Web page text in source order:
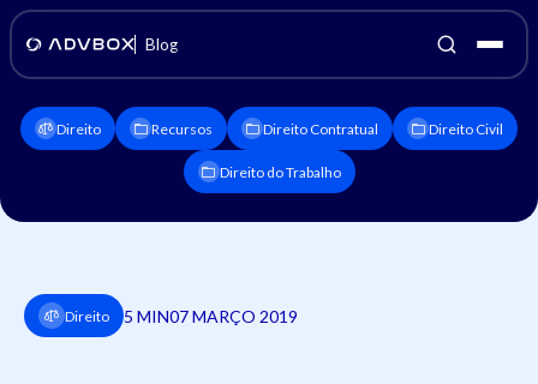
Blog
Direito Recursos Direito Contratual Direito Civil
Direito do Trabalho
Direito 5 MIN07 MARÇO 2019